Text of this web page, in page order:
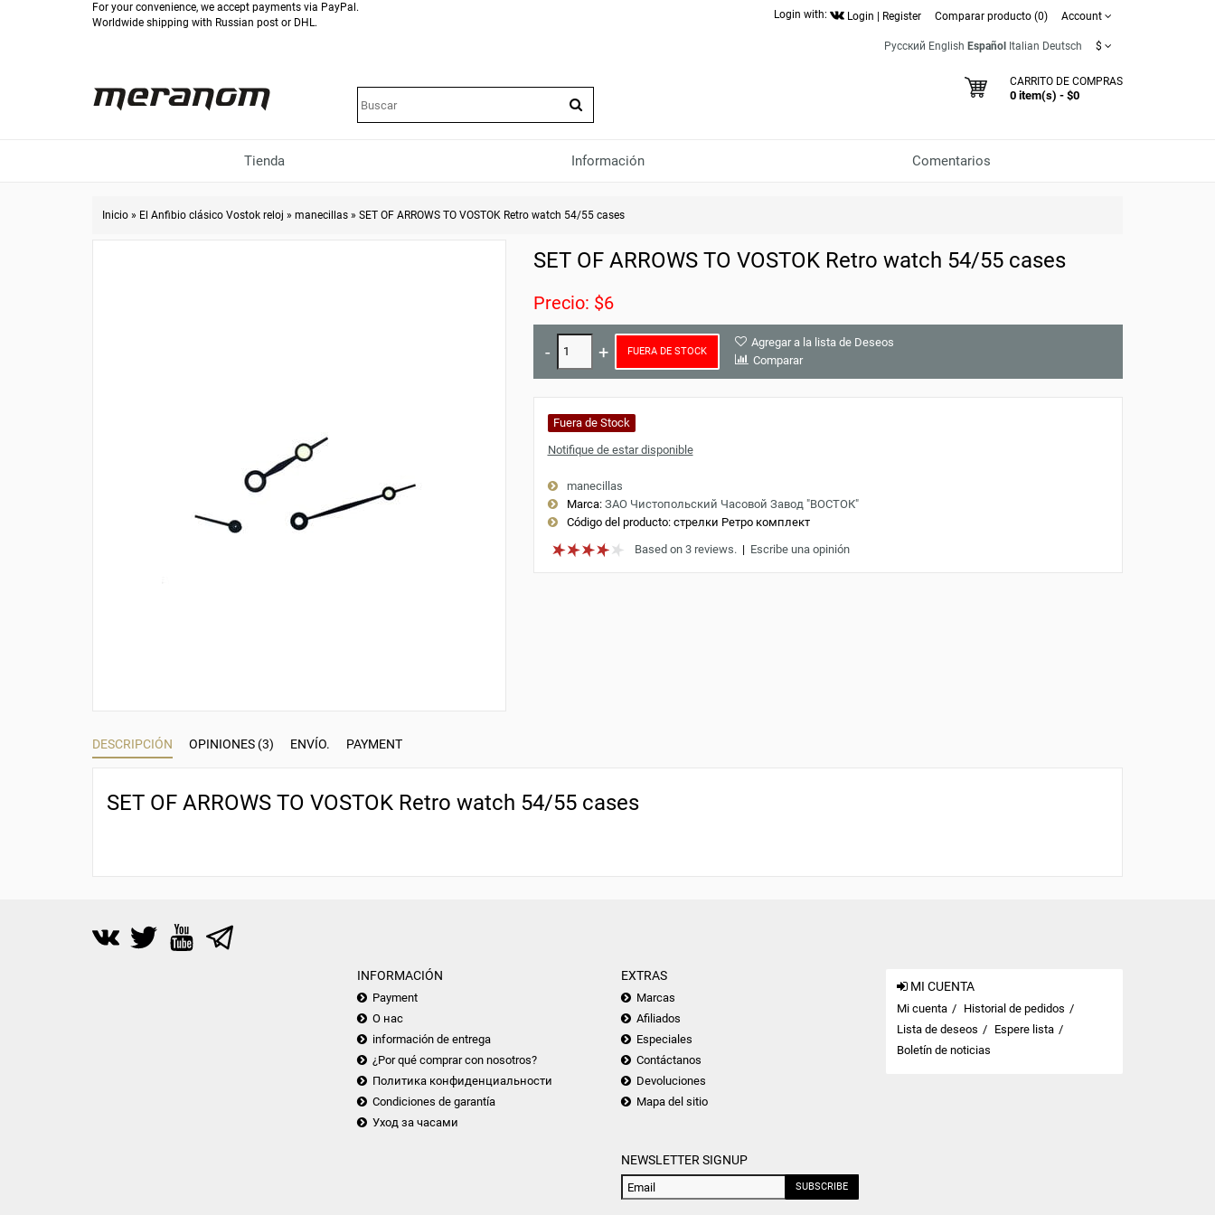
For your convenience, we accept payments via PayPal.
Worldwide shipping with Russian post or DHL.
Login with: Login Register Comparar producto (0) Account
Русский English Español Italian Deutsch $
CARRITO DE COMPRAS
0 item(s) - $0
Tienda Información Comentarios
Inicio » El Anfibio clásico Vostok reloj » manecillas » SET OF ARROWS TO VOSTOK Retro watch 54/55 cases
SET OF ARROWS TO VOSTOK Retro watch 54/55 cases
Precio: $6
FUERA DE STOCK
Agregar a la lista de Deseos
Comparar
Fuera de Stock
Notifique de estar disponible
manecillas
Marca: ЗАО Чистопольский Часовой Завод "ВОСТОК"
Código del producto:стрелки Ретро комплект
Based on 3 reviews.| Escribe una opinión
DESCRIPCIÓN OPINIONES (3) ENVÍO. PAYMENT
SET OF ARROWS TO VOSTOK Retro watch 54/55 cases
INFORMACIÓN
Payment
О нас
información de entrega
¿Por qué comprar con nosotros?
Политика конфиденциальности
Condiciones de garantía
Уход за часами
EXTRAS
Marcas
Afiliados
Especiales
Contáctanos
Devoluciones
Mapa del sitio
NEWSLETTER SIGNUP
SUBSCRIBE
MI CUENTA
Mi cuenta
Historial de pedidos
Lista de deseos
Espere lista
Boletín de noticias